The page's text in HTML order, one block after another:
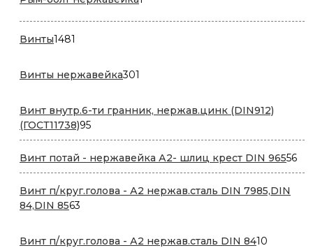
Винты1481
Винты нержавейка301
Винт внутр.6-ти гранник, нержав.цинк (DIN912)
(ГОСТ11738)9595
товаров
Винт потай - нержавейка А2- шлиц крест DIN 9655656
Винт п/круг.голова - А2 нержав.сталь DIN 7985,DIN
84,DIN 8563
Винт п/круг.голова - А2 нержав.сталь DIN 8410